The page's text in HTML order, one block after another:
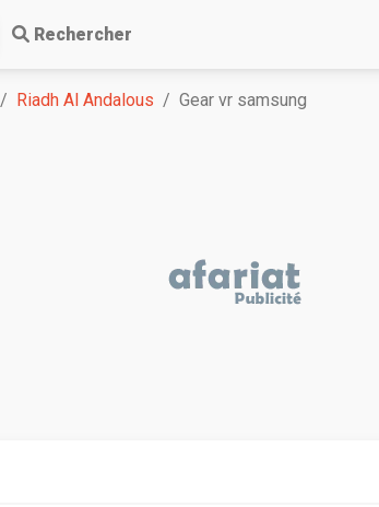
Rechercher
Riadh Al Andalous Gear vr samsung